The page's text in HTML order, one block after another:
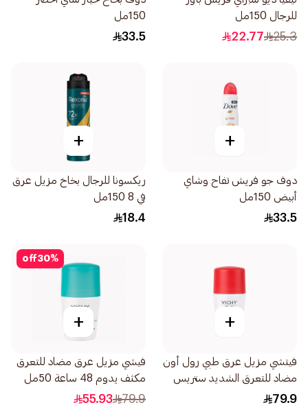
للرجال 150مل
25.3
22.77
150مل
33.5
+
دوف جو فريش تفاح وشاي
أبيض 150مل
33.5
+
ريكسونا للرجال بخاخ مزيل عرق
في 8 150مل
18.4
+
فيتشي مزيل عرق طبي رول أون
مضاد للتعرق الشديد ستريس
ريزيست 50مل
79.9
30%
off
+
فيشي مزيل عرق مضاد للتعرق
مكثف يدوم 48 ساعة 50مل
79.9
55.93